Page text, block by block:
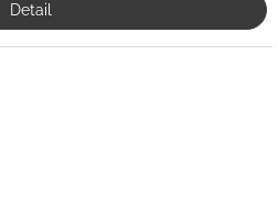
Detail